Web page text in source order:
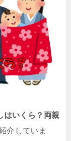
はいくら？両親
介していま